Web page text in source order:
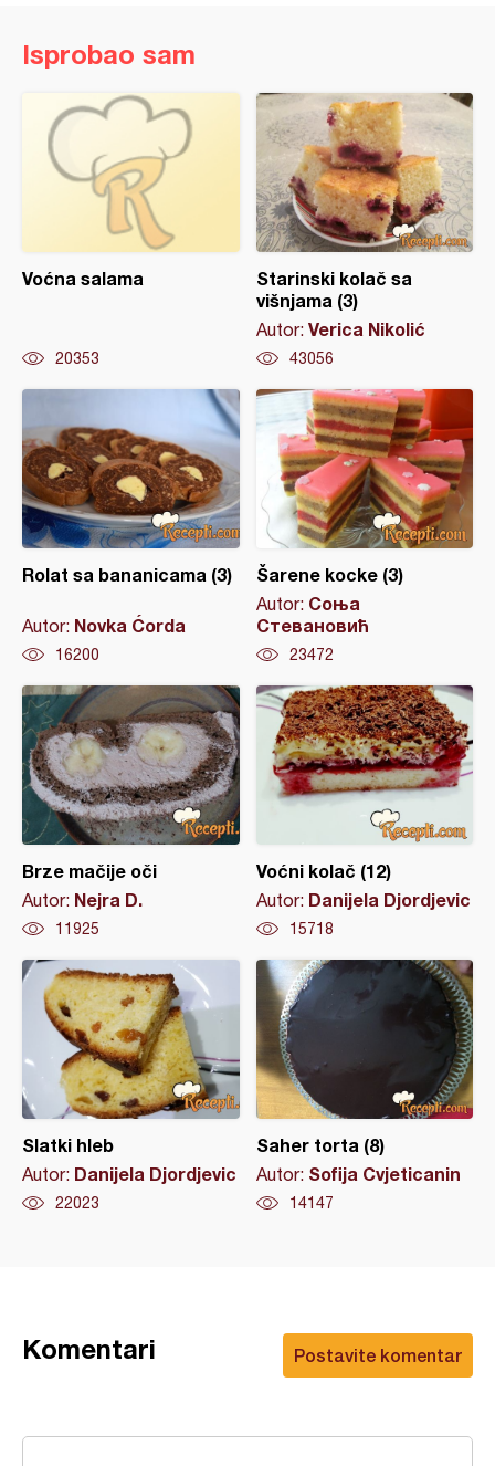
Isprobao sam
Voćna salama
20353
Starinski kolač sa
višnjama (3)
Autor: Verica Nikolić
43056
Rolat sa bananicama (3)
Autor: Novka Ćorda
16200
Šarene kocke (3)
Autor: Соња
Стевановић
23472
Brze mačije oči
Autor: Nejra D.
11925
Voćni kolač (12)
Autor: Danijela Djordjevic
15718
Slatki hleb
Autor: Danijela Djordjevic
22023
Saher torta (8)
Autor: Sofija Cvjeticanin
14147
Postavite komentar
Komentari